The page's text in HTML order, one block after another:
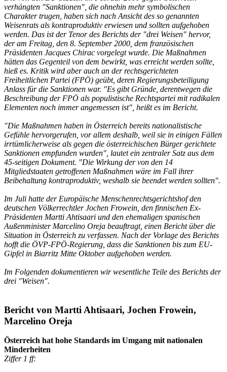
verhängten "Sanktionen", die ohnehin mehr symbolischen
Charakter trugen, haben sich nach Ansicht des so genannten
Weisenrats als kontraproduktiv erwiesen und sollten aufgehoben
werden. Das ist der Tenor des Berichts der "drei Weisen" hervor,
der am Freitag, den 8. September 2000, dem französischen
Präsidenten Jacques Chirac vorgelegt wurde. Die Maßnahmen
hätten das Gegenteil von dem bewirkt, was erreicht werden sollte,
hieß es. Kritik wird aber auch an der rechtsgerichteten
Freiheitlichen Partei (FPÖ) geübt, deren Regierungsbeteiligung
Anlass für die Sanktionen war. "Es gibt Gründe, derentwegen die
Beschreibung der FPÖ als populistische Rechtspartei mit radikalen
Elementen noch immer angemessen ist", heißt es im Bericht.
"Die Maßnahmen haben in Österreich bereits nationalistische
Gefühle hervorgerufen, vor allem deshalb, weil sie in einigen Fällen
irrtümlicherweise als gegen die österreichischen Bürger gerichtete
Sanktionen empfunden wurden", lautet ein zentraler Satz aus dem
45-seitigen Dokument. "Die Wirkung der von den 14
Mitgliedstaaten getroffenen Maßnahmen wäre im Fall ihrer
Beibehaltung kontraproduktiv, weshalb sie beendet werden sollten".
Im Juli hatte der Europäische Menschenrechtsgerichtshof den
deutschen Völkerrechtler Jochen Frowein, den finnischen Ex-
Präsidenten Martti Ahtisaari und den ehemaligen spanischen
Außenminister Marcelino Oreja beauftragt, einen Bericht über die
Situation in Österreich zu verfassen. Nach der Vorlage des Berichts
hofft die ÖVP-FPÖ-Regierung, dass die Sanktionen bis zum EU-
Gipfel in Biarritz Mitte Oktober aufgehoben werden.
Im Folgenden dokumentieren wir wesentliche Teile des Berichts der
drei "Weisen".
Bericht von Martti Ahtisaari, Jochen Frowein,
Marcelino Oreja
Österreich hat hohe Standards im Umgang mit nationalen
Minderheiten
Ziffer 1 ff: